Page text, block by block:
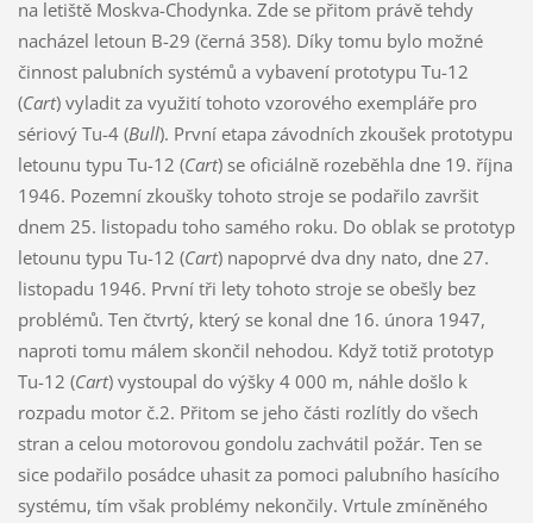
na letiště Moskva-Chodynka. Zde se přitom právě tehdy
nacházel letoun B-29 (černá 358). Díky tomu bylo možné
činnost palubních systémů a vybavení prototypu Tu-12
(Cart) vyladit za využití tohoto vzorového exempláře pro
sériový Tu-4 (Bull). První etapa závodních zkoušek prototypu
letounu typu Tu-12 (Cart) se oficiálně rozeběhla dne 19. října
1946. Pozemní zkoušky tohoto stroje se podařilo završit
dnem 25. listopadu toho samého roku. Do oblak se prototyp
letounu typu Tu-12 (Cart) napoprvé dva dny nato, dne 27.
listopadu 1946. První tři lety tohoto stroje se obešly bez
problémů. Ten čtvrtý, který se konal dne 16. února 1947,
naproti tomu málem skončil nehodou. Když totiž prototyp
Tu-12 (Cart) vystoupal do výšky 4 000 m, náhle došlo k
rozpadu motor č.2. Přitom se jeho části rozlítly do všech
stran a celou motorovou gondolu zachvátil požár. Ten se
sice podařilo posádce uhasit za pomoci palubního hasícího
systému, tím však problémy nekončily. Vrtule zmíněného